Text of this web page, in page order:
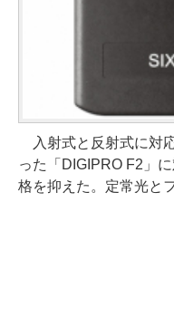
入射式と反射式に対
った「DIGIPRO F2」
格を抑えた。定常光と